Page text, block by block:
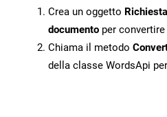
Crea un oggetto
documento per
Chiama il metodo
della classe WordsApi